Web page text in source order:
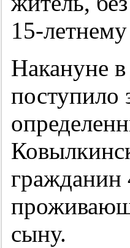
15-летнему
Накануне
поступило
гражданин
сыну.